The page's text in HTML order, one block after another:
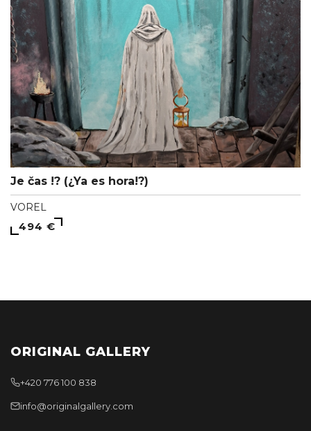
Je čas !? (¿Ya es hora!?)
VOREL
494 €
ORIGINAL GALLERY
+420 776 100 838
info@originalgallery.com